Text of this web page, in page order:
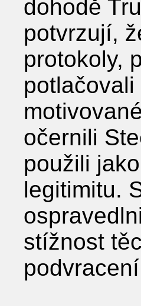
dohodě
potvrzují,
protokoly,
očernili
použili
legitimitu.
stížnost